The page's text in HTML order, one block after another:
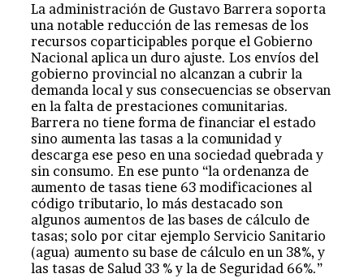
La administración de Gustavo Barrera soporta
una notable reducción de las remesas de los
recursos coparticipables porque el Gobierno
Nacional aplica un duro ajuste. Los envíos del
gobierno provincial no alcanzan a cubrir la
demanda local y sus consecuencias se observan
en la falta de prestaciones comunitarias.
Barrera no tiene forma de financiar el estado
sino aumenta las tasas a la comunidad y
descarga ese peso en una sociedad quebrada y
sin consumo. En ese punto “la ordenanza de
aumento de tasas tiene 63 modificaciones al
código tributario, lo más destacado son
algunos aumentos de las bases de cálculo de
tasas; solo por citar ejemplo Servicio Sanitario
(agua) aumento su base de cálculo en un 38%, y
las tasas de Salud 33 % y la de Seguridad 66%.”